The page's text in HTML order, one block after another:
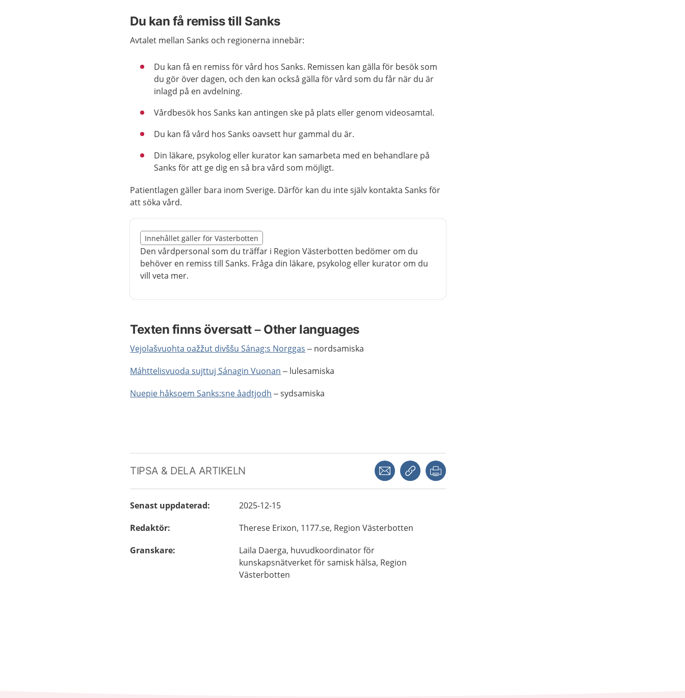
Du kan få remiss till Sanks
Avtalet mellan Sanks och regionerna innebär:
Du kan få en remiss för vård hos Sanks. Remissen kan gälla för besök som
du gör över dagen, och den kan också gälla för vård som du får när du är
inlagd på en avdelning.
Vårdbesök hos Sanks kan antingen ske på plats eller genom videosamtal.
Du kan få vård hos Sanks oavsett hur gammal du är.
Din läkare, psykolog eller kurator kan samarbeta med en behandlare på
Sanks för att ge dig en så bra vård som möjligt.
Patientlagen gäller bara inom Sverige. Därför kan du inte själv kontakta Sanks för
att söka vård.
Nedan innehåll gäller region Västerbotten
Innehållet gäller för Västerbotten
Den vårdpersonal som du träffar i Region Västerbotten bedömer om du
behöver en remiss till Sanks. Fråga din läkare, psykolog eller kurator om du
vill veta mer.
Slut på det regionala tillägget från region Västerbotten
Texten finns översatt – Other languages
Vejolašvuohta oažžut divššu Sánag:s Norggas – nordsamiska
Máhttelisvuoda sujttuj Sánagin Vuonan – lulesamiska
Nuepie håksoem Sanks:sne åadtjodh – sydsamiska
TIPSA & DELA ARTIKELN Dela via mejlKopiera länk
Senast uppdaterad:
2025-12-15
Redaktör: Therese Erixon, 1177.se, Region Västerbotten
Granskare: Laila Daerga, huvudkoordinator för
kunskapsnätverket för samisk hälsa, Region
Västerbotten